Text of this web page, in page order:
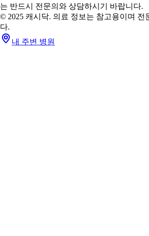
는 반드시 전문의와 상담하시기 바랍니다.
© 2025 캐시닥. 의료 정보는 참고용이며 전
다.
내 주변 병원